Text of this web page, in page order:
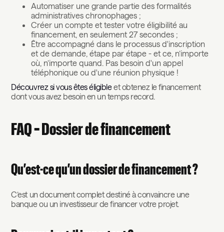
Automatiser une grande partie des formalités
administratives chronophages ;
Créer un compte et tester votre éligibilité au
financement, en seulement 27 secondes ;
Être accompagné dans le processus d'inscription
et de demande, étape par étape - et ce, n’importe
où, n’importe quand. Pas besoin d'un appel
téléphonique ou d'une réunion physique !
Découvrez si vous êtes éligibleet obtenez le financement
dont vous avez besoin en un temps record.
FAQ – Dossier de financement
Qu’est-ce qu’un dossier de financement ?
C’est un document complet destiné à convaincre une
banque ou un investisseur de financer votre projet.